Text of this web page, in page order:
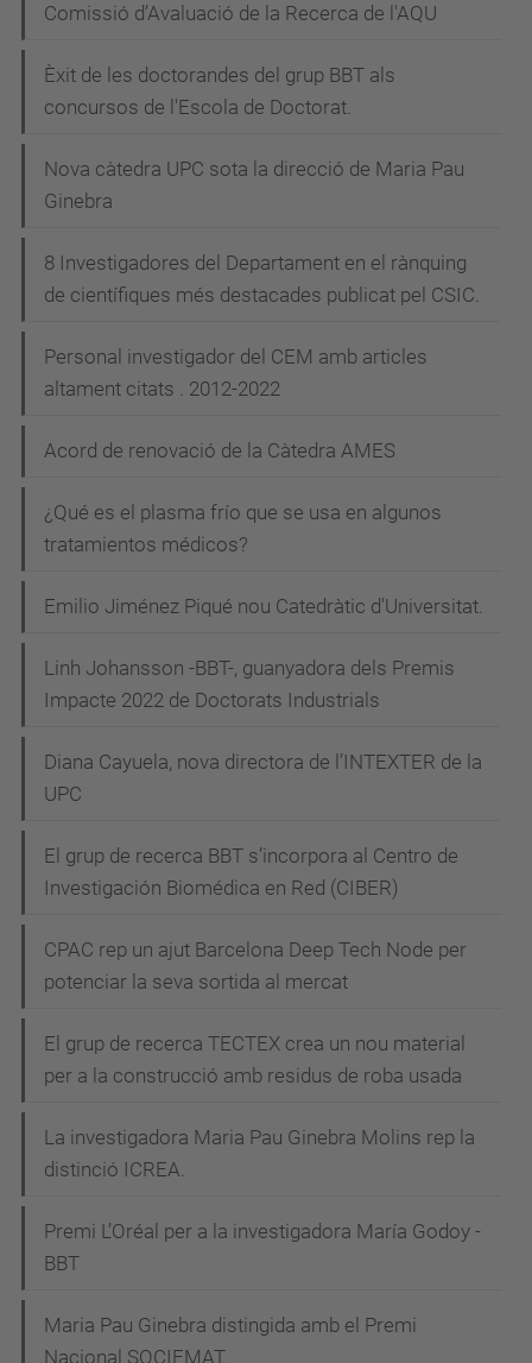
c
Comissió d’Avaluació de la Recerca de l'AQU
Èxit de les doctorandes del grup BBT als
concursos de l'Escola de Doctorat.
Nova càtedra UPC sota la direcció de Maria Pau
Ginebra
8 Investigadores del Departament en el rànquing
de científiques més destacades publicat pel CSIC.
Personal investigador del CEM amb articles
altament citats . 2012-2022
Acord de renovació de la Càtedra AMES
¿Qué es el plasma frío que se usa en algunos
tratamientos médicos?
Emilio Jiménez Piqué nou Catedràtic d'Universitat.
Linh Johansson -BBT-, guanyadora dels Premis
Impacte 2022 de Doctorats Industrials
Diana Cayuela, nova directora de l’INTEXTER de la
UPC
El grup de recerca BBT s’incorpora al Centro de
Investigación Biomédica en Red (CIBER)
CPAC rep un ajut Barcelona Deep Tech Node per
potenciar la seva sortida al mercat
El grup de recerca TECTEX crea un nou material
per a la construcció amb residus de roba usada
La investigadora Maria Pau Ginebra Molins rep la
distinció ICREA.
Premi L’Oréal per a la investigadora María Godoy -
BBT
Maria Pau Ginebra distingida amb el Premi
Nacional SOCIEMAT.